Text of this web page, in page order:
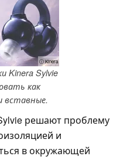
ⓘ Kinera
Kinera Sylvie
как
вставные.
решают проблему
и
в окружающей